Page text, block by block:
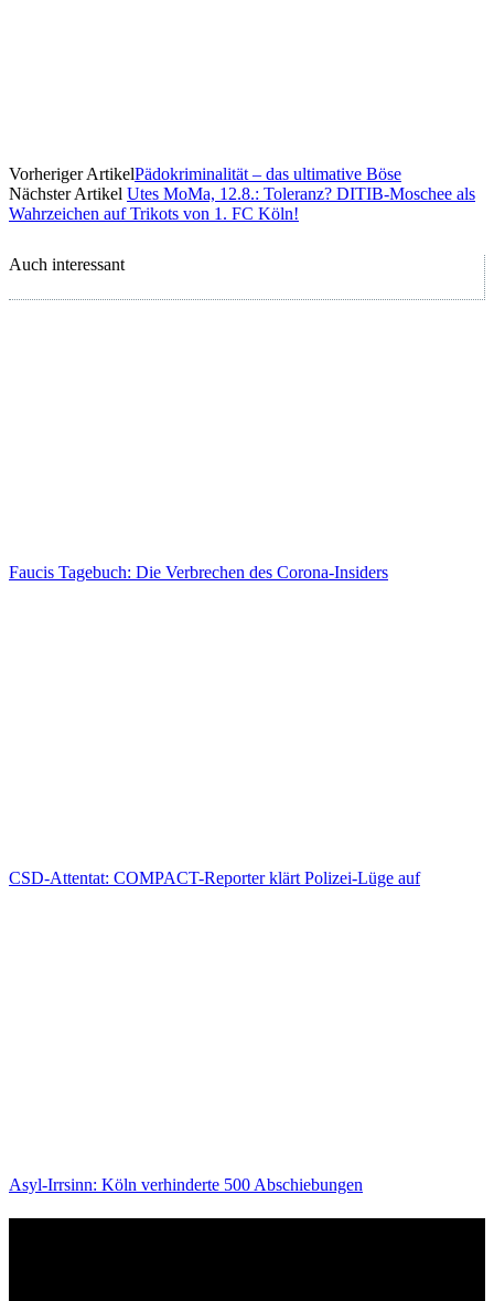
Vorheriger ArtikelPädokriminalität – das ultimative Böse
Nächster Artikel Utes MoMa, 12.8.: Toleranz? DITIB-Moschee als
Wahrzeichen auf Trikots von 1. FC Köln!
Auch interessant
Faucis Tagebuch: Die Verbrechen des Corona-Insiders
CSD-Attentat: COMPACT-Reporter klärt Polizei-Lüge auf
Asyl-Irrsinn: Köln verhinderte 500 Abschiebungen